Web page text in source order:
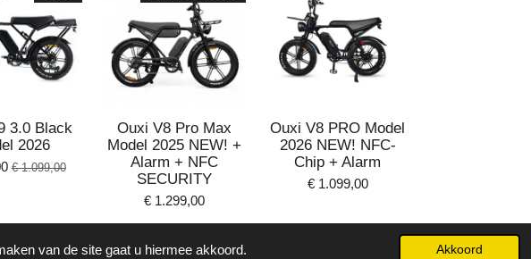
van de site gaat u hiermee akkoord. Akkoord
3.0 Black
2026
€ 1.099,00
Ouxi V8 Pro Max
Model 2025 NEW! +
Alarm + NFC
SECURITY
€ 1.299,00
Ouxi V8 PRO Model
2026 NEW! NFC-
Chip + Alarm
€ 1.099,00